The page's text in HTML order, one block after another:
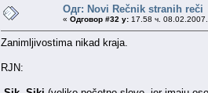
Одг: Novi Rečnik stranih reči
« Одговор #32 у: 17.58 ч.
Zanimljivostima nikad kraja.
RJN: